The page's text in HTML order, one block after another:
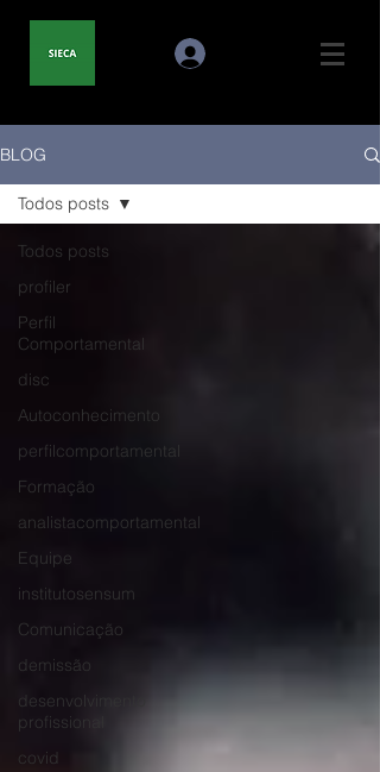
BLOG
Todos posts
profiler
Perfil
Comportamental
disc
Autoconhecimento
perfilcomportamental
Formação
analistacomportamental
Equipe
institutosensum
Comunicação
demissão
desenvolvimento
profissional
covid
Todos posts